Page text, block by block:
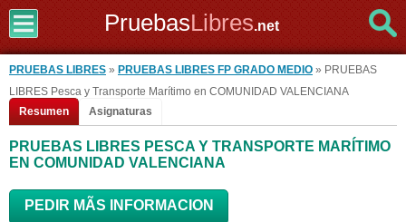
PruebasLibres.net
PRUEBAS LIBRES » PRUEBAS LIBRES FP GRADO MEDIO » PRUEBAS
LIBRES Pesca y Transporte Marítimo en COMUNIDAD VALENCIANA
Resumen
Asignaturas
PRUEBAS LIBRES PESCA Y TRANSPORTE MARÍTIMO
EN COMUNIDAD VALENCIANA
PEDIR MÃS INFORMACION